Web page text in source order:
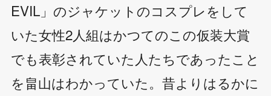
EVIL」のジャケットのコスプレをして
いた女性2人組はかつてのこの仮装大賞
でも表彰されていた人たちであったこと
を畠山はわかっていた。昔よりはるかに